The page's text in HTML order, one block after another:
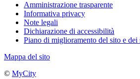
Amministrazione trasparente
Informativa privacy
Note legali
Dichiarazione di accessibilità
Piano di miglioramento del sito e dei
Mappa del sito
© MyCity